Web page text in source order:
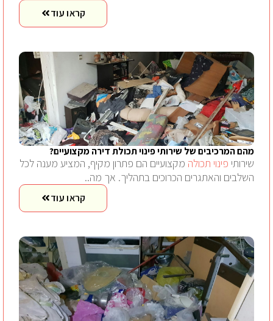
קראו עוד
מהם המרכיבים של שירותי פינוי תכולת דירה מקצועיים?
שירותי פינוי תכולה מקצועיים הם פתרון מקיף, המציע מענה לכל
השלבים והאתגרים הכרוכים בתהליך. אך מה..
קראו עוד